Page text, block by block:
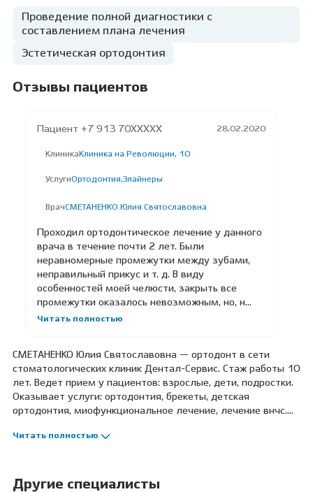
Проведение полной диагностики с
составлением плана лечения
Эстетическая ортодонтия
Отзывы пациентов
Пациент +7 913 70XXXXX 28.02.2020
Клиника Клиника на Революции, 10
УслугиОртодонтия,Элайнеры
ВрачСМЕТАНЕНКО Юлия Святославовна
Проходил ортодонтическое лечение у данного
врача в течение почти 2 лет. Были
неравномерные промежутки между зубами,
неправильный прикус​ и т. д. В виду
особенностей моей челюсти, закрыть все
промежутки оказалось невозможным, но, н...
Читать полностью
СМЕТАНЕНКО Юлия Святославовна — ортодонт в сети
стоматологических клиник Дентал-Сервис. Стаж работы 10
лет. Ведет прием у пациентов: взрослые, дети, подростки.
Оказывает услуги: ортодонтия, брекеты, детская
ортодонтия, миофункциональное лечение, лечение внчс.
диагностики с составлением плана лечения, эстетическая
Читать полностью
Другие специалисты